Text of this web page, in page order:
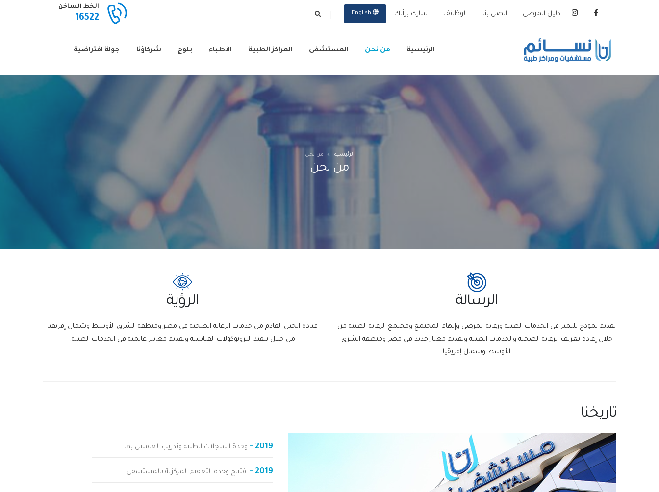
دليل المرضى اتصل بنا الوظائف شارك برأيك English
الخط الساخن
16522
الرئيسية من نحن المستشفى المراكز الطبية الأطباء بلوج شركاؤنا جولة افتراضية
من نحن
الرئيسية من نحن
الرسالة
تقديم نموذج للتميز في الخدمات الطبية ورعاية المرضى وإلهام المجتمع ومجتمع الرعاية الطبية من
خلال إعادة تعريف الرعاية الصحية والخدمات الطبية وتقديم معيار جديد في مصر ومنطقة الشرق
الأوسط وشمال إفريقيا
الرؤية
قيادة الجيل القادم من خدمات الرعاية الصحية في مصر ومنطقة الشرق الأوسط وشمال إفريقيا
من خلال تنفيذ البروتوكولات القياسية وتقديم معايير عالمية في الخدمات الطبية.
تاريخنا
2019 - وحدة السجلات الطبية وتدريب العاملين بها
2019 - افتتاح وحدة التعقيم المركزية بالمستشفى